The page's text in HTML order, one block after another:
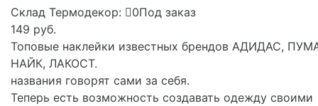
Склад Термодекор:
0Под заказ
149 руб.
Топовые наклейки известных брендов АДИДАС,
НАЙК, ЛАКОСТ.
названия говорят сами за себя.
Теперь есть возможность создавать одежду своими